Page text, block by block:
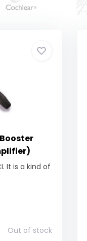
It is a kind of
Out of stock